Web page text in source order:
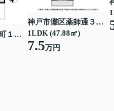
神戸市灘区永手町１丁目
神戸市灘区薬師通３丁目
1LDK (47.88㎡)
7.5万円